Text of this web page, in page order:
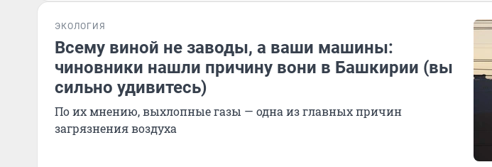
ЭКОЛОГИЯ
Всему виной не заводы, а ваши машины:
чиновники нашли причину вони в Башкирии (вы
сильно удивитесь)
По их мнению, выхлопные газы — одна из главных причин
загрязнения воздуха